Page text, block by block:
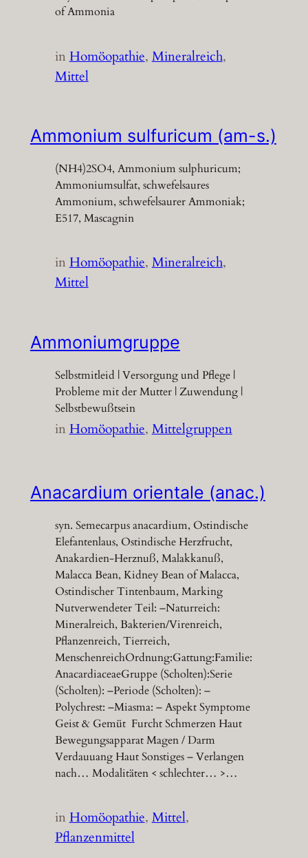
of Ammonia
inHomöopathie, Mineralreich
Mittel
Ammonium sulfuricum (am-s.)
(NH4)2SO4, Ammonium sulphuricum;
Ammoniumsulfat, schwefelsaures
Ammonium, schwefelsaurer Ammoniak;
E517, Mascagnin
inHomöopathie, Mineralreich
Mittel
Ammoniumgruppe
Selbstmitleid | Versorgung und Pflege |
Probleme mit der Mutter | Zuwendung |
Selbstbewußtsein
inHomöopathie, Mittelgruppen
Anacardium orientale (anac.)
syn. Semecarpus anacardium, Ostindische
Elefantenlaus, Ostindische Herzfrucht,
Anakardien-Herznuß, Malakkanuß,
Malacca Bean, Kidney Bean of Malacca,
Ostindischer Tintenbaum, Marking
Nutverwendeter Teil: –Naturreich:
Mineralreich, Bakterien/Virenreich,
Pflanzenreich, Tierreich,
MenschenreichOrdnung:Gattung:Familie:
AnacardiaceaeGruppe (Scholten):Serie
(Scholten): –Periode (Scholten): –
Polychrest: –Miasma: – Aspekt Symptome
Geist & Gemüt Furcht Schmerzen Haut
Bewegungsapparat Magen / Darm
Verdauuang Haut Sonstiges – Verlangen
nach… Modalitäten < schlechter… >…
inHomöopathie, Mittel
Pflanzenmittel